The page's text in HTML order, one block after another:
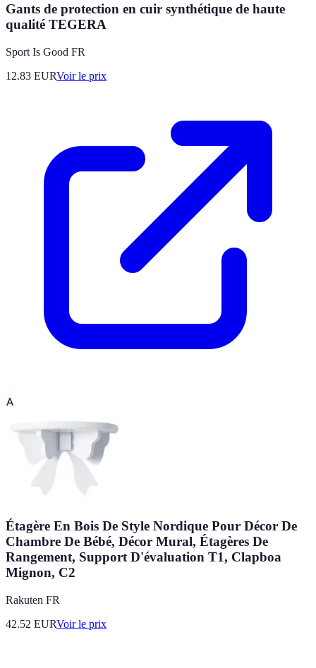
Gants de protection en cuir synthétique de haute
qualité TEGERA
Sport Is Good FR
12.83 EURVoir le prix
Étagère En Bois De Style Nordique Pour Décor De
Chambre De Bébé, Décor Mural, Étagères De
Rangement, Support D'évaluation T1, Clapboa
Mignon, C2
Rakuten FR
42.52 EURVoir le prix